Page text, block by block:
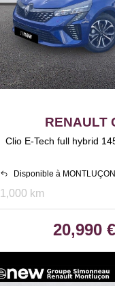
RENAULT
Clio E-Tech full hybrid
Disponible à MONTLUÇON
1,000 km
20,990 €